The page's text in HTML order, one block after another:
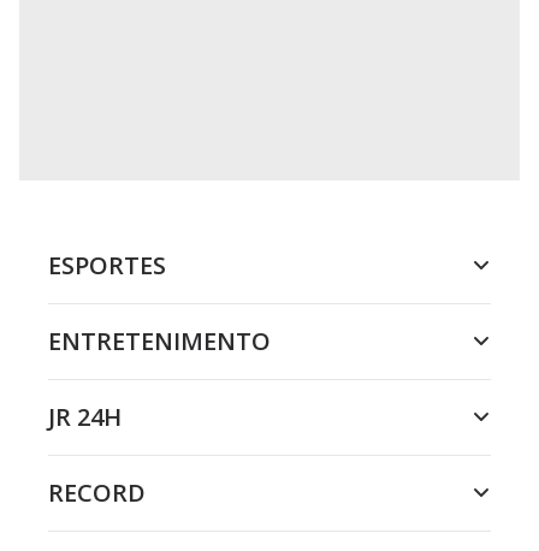
ESPORTES
ENTRETENIMENTO
JR 24H
RECORD